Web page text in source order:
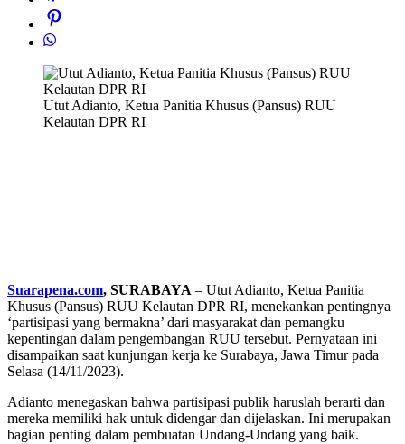
Utut Adianto, Ketua Panitia Khusus (Pansus) RUU
Kelautan DPR RI
Suarapena.com, SURABAYA – Utut Adianto, Ketua Panitia
Khusus (Pansus) RUU Kelautan DPR RI, menekankan pentingnya
‘partisipasi yang bermakna’ dari masyarakat dan pemangku
kepentingan dalam pengembangan RUU tersebut. Pernyataan ini
disampaikan saat kunjungan kerja ke Surabaya, Jawa Timur pada
Selasa (14/11/2023).
Adianto menegaskan bahwa partisipasi publik haruslah berarti dan
mereka memiliki hak untuk didengar dan dijelaskan. Ini merupakan
bagian penting dalam pembuatan Undang-Undang yang baik.